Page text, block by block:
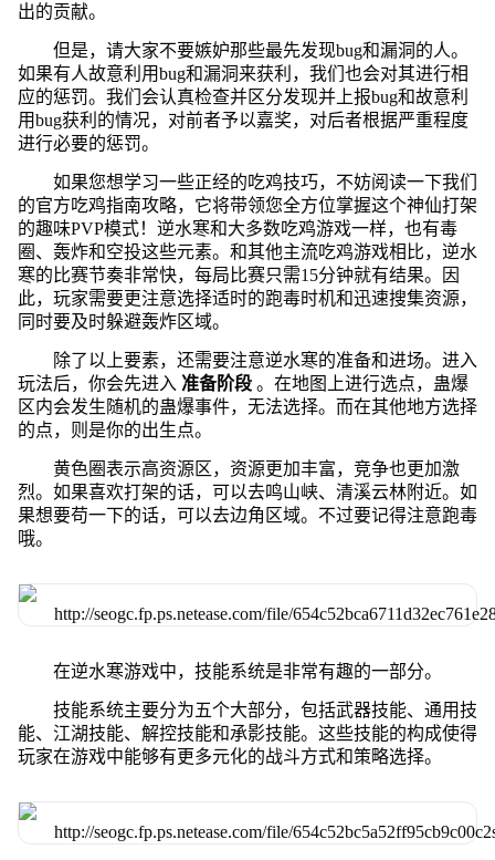
出的贡献。
但是，请大家不要嫉妒那些最先发现bug和漏洞的人。
如果有人故意利用bug和漏洞来获利，我们也会对其进行相
应的惩罚。我们会认真检查并区分发现并上报bug和故意利
用bug获利的情况，对前者予以嘉奖，对后者根据严重程度
进行必要的惩罚。
如果您想学习一些正经的吃鸡技巧，不妨阅读一下我们
的官方吃鸡指南攻略，它将带领您全方位掌握这个神仙打架
的趣味PVP模式！逆水寒和大多数吃鸡游戏一样，也有毒
圈、轰炸和空投这些元素。和其他主流吃鸡游戏相比，逆水
寒的比赛节奏非常快，每局比赛只需15分钟就有结果。因
此，玩家需要更注意选择适时的跑毒时机和迅速搜集资源，
同时要及时躲避轰炸区域。
除了以上要素，还需要注意逆水寒的准备和进场。进入
玩法后，你会先进入 准备阶段 。在地图上进行选点，蛊爆
区内会发生随机的蛊爆事件，无法选择。而在其他地方选择
的点，则是你的出生点。
黄色圈表示高资源区，资源更加丰富，竞争也更加激
烈。如果喜欢打架的话，可以去鸣山峡、清溪云林附近。如
果想要苟一下的话，可以去边角区域。不过要记得注意跑毒
哦。
在逆水寒游戏中，技能系统是非常有趣的一部分。
技能系统主要分为五个大部分，包括武器技能、通用技
能、江湖技能、解控技能和承影技能。这些技能的构成使得
玩家在游戏中能够有更多元化的战斗方式和策略选择。